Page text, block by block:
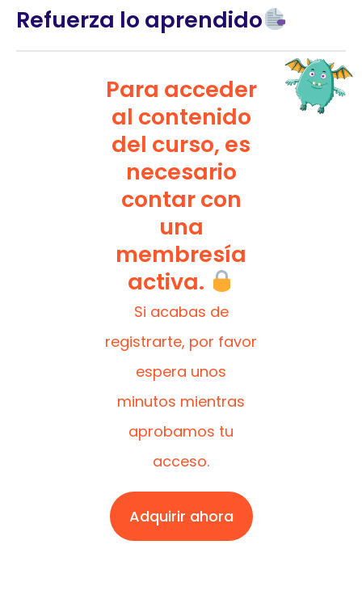
Refuerza lo aprendido
Para acceder
al contenido
del curso, es
necesario
contar con
una
membresía
activa.
Si acabas de
registrarte, por favor
espera unos
minutos mientras
aprobamos tu
acceso.
Adquirir ahora